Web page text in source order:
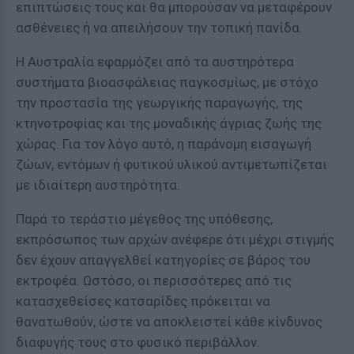
επιπτώσεις τους και θα μπορούσαν να μεταφέρουν
ασθένειες ή να απειλήσουν την τοπική πανίδα.
Η Αυστραλία εφαρμόζει από τα αυστηρότερα
συστήματα βιοασφάλειας παγκοσμίως, με στόχο
την προστασία της γεωργικής παραγωγής, της
κτηνοτροφίας και της μοναδικής άγριας ζωής της
χώρας. Για τον λόγο αυτό, η παράνομη εισαγωγή
ζώων, εντόμων ή φυτικού υλικού αντιμετωπίζεται
με ιδιαίτερη αυστηρότητα.
Παρά το τεράστιο μέγεθος της υπόθεσης,
εκπρόσωπος των αρχών ανέφερε ότι μέχρι στιγμής
δεν έχουν απαγγελθεί κατηγορίες σε βάρος του
εκτροφέα. Ωστόσο, οι περισσότερες από τις
κατασχεθείσες κατσαρίδες πρόκειται να
θανατωθούν, ώστε να αποκλειστεί κάθε κίνδυνος
διαφυγής τους στο φυσικό περιβάλλον.